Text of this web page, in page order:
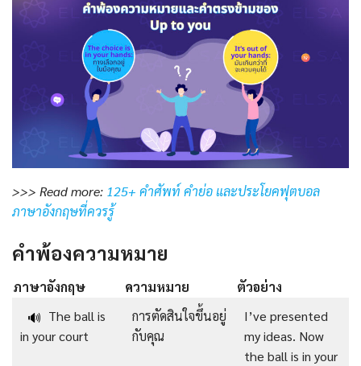
>>> Read more: 125+ คำศัพท์ คำย่อ และประโยคฟุตบอล
ภาษาอังกฤษที่ควรรู้
คำพ้องความหมาย
ภาษาอังกฤษ ความหมาย
ตัวอย่าง
🔊 The ball is
in your court
การตัดสินใจขึ้นอยู่
กับคุณ
I’ve presented
my ideas. Now
the ball is in your